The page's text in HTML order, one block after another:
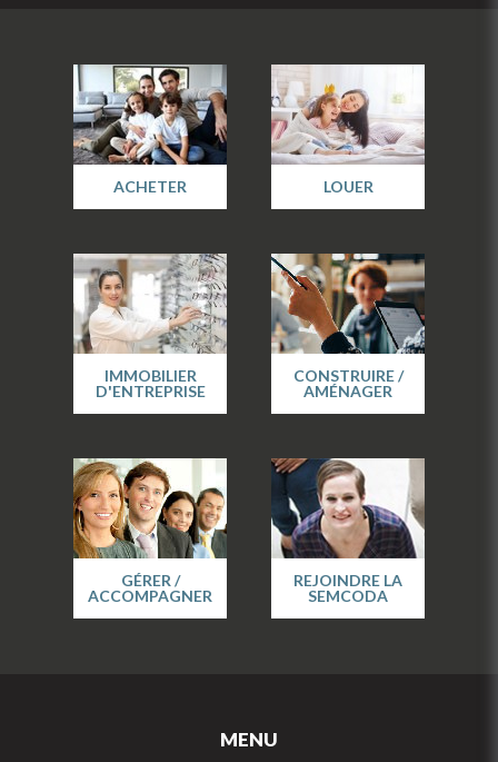
ACHETER LOUER
IMMOBILIER
D'ENTREPRISE
CONSTRUIRE /
AMÉNAGER
GÉRER /
ACCOMPAGNER
REJOINDRE LA
SEMCODA
MENU